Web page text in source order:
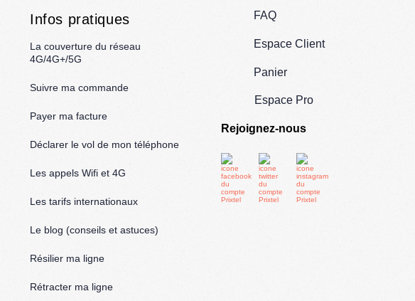
Infos pratiques
La couverture du réseau
4G/4G+/5G
Suivre ma commande
Payer ma facture
Déclarer le vol de mon téléphone
Les appels Wifi et 4G
Les tarifs internationaux
Le blog (conseils et astuces)
Résilier ma ligne
Rétracter ma ligne
FAQ
Espace Client
Panier
Espace Pro
Rejoignez-nous